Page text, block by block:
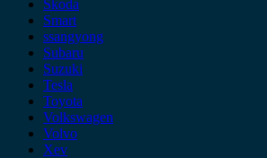
Skoda
Smart
ssangyong
Subaru
Suzuki
Tesla
Toyota
Volkswagen
Volvo
Xev